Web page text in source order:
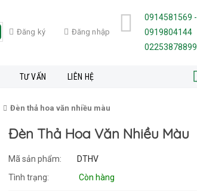
Đăng ký Đăng nhập
0914581569 -
0919804144
02253878899
TƯ VẤN LIÊN HỆ
Đèn thả hoa văn nhiều màu
Đèn Thả Hoa Văn Nhiều Màu
Mã sản phẩm:
DTHV
Tình trạng:
Còn hàng